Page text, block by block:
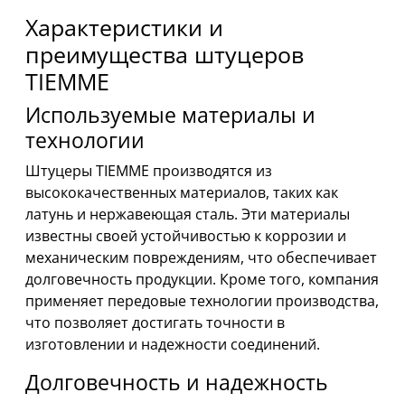
Характеристики и
преимущества штуцеров
TIEMME
Используемые материалы и
технологии
Штуцеры TIEMME производятся из
высококачественных материалов, таких как
латунь и нержавеющая сталь. Эти материалы
известны своей устойчивостью к коррозии и
механическим повреждениям, что обеспечивает
долговечность продукции. Кроме того, компания
применяет передовые технологии производства,
что позволяет достигать точности в
изготовлении и надежности соединений.
Долговечность и надежность